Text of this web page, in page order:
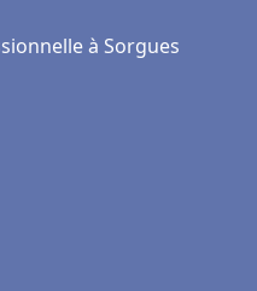
à Sorgues